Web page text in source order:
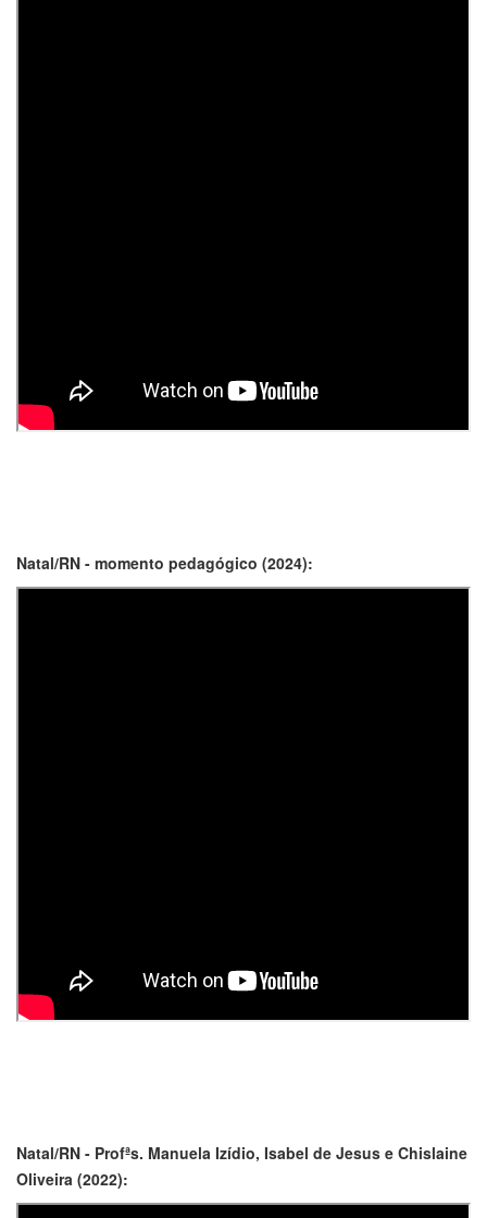
Natal/RN - momento pedagógico (2024):
Natal/RN - Profªs. Manuela Izídio, Isabel de Jesus e Chislaine
Oliveira (2022):